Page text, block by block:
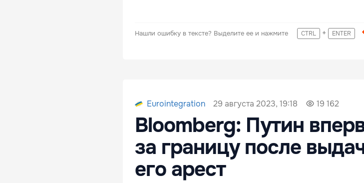
Нашли ошибку в тексте? Выделите ее и нажмите CTRL + ENTER
Eurointegration 29 августа 2023, 19:18 19 162
Bloomberg: Путин
за границу после
его арест